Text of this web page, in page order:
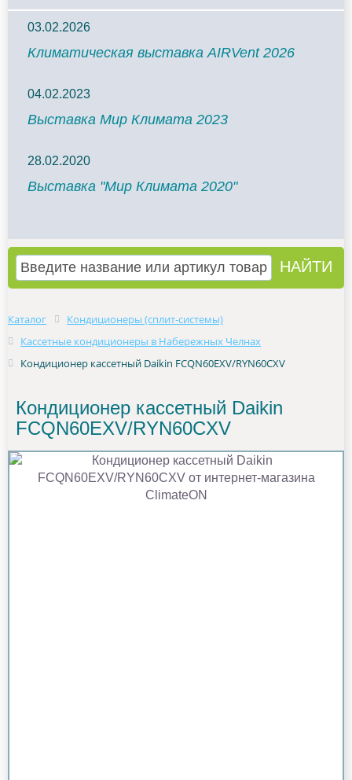
03.02.2026
Климатическая выставка AIRVent 2026
04.02.2023
Выставка Мир Климата 2023
28.02.2020
Выставка "Мир Климата 2020"
Каталог
Кондиционеры (сплит-системы)
Кассетные кондиционеры в Набережных Челнах
Кондиционер кассетный Daikin FCQN60EXV/RYN60CXV
Кондиционер кассетный Daikin
FCQN60EXV/RYN60CXV